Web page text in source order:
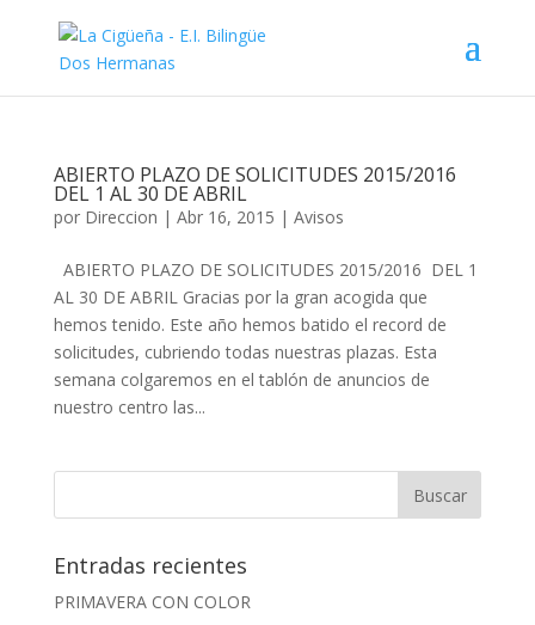
ABIERTO PLAZO DE SOLICITUDES 2015/2016
DEL 1 AL 30 DE ABRIL
por Direccion | Abr 16, 2015 | Avisos
ABIERTO PLAZO DE SOLICITUDES 2015/2016 DEL 1
AL 30 DE ABRIL Gracias por la gran acogida que
hemos tenido. Este año hemos batido el record de
solicitudes, cubriendo todas nuestras plazas. Esta
semana colgaremos en el tablón de anuncios de
nuestro centro las...
Entradas recientes
PRIMAVERA CON COLOR